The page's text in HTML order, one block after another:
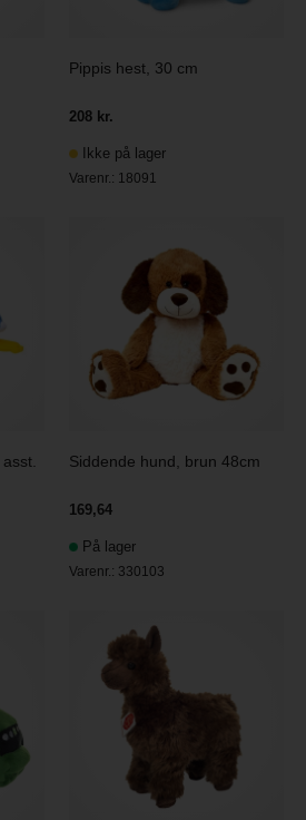
Pippis hest, 30 cm
208 kr.
Ikke på lager
Varenr.: 18091
Siddende hund, brun 48cm
169,64
På lager
Varenr.: 330103